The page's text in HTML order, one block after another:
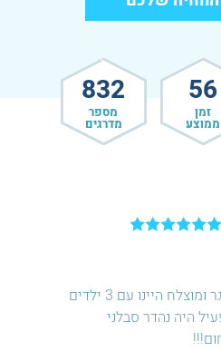
חדר מקסים, מאתגר ומוצלח היינו עם 3 ילדים
9-11המפעיל היה נהדר סבלני
56
זמן
ממוצע
834
מספר
מדרגים